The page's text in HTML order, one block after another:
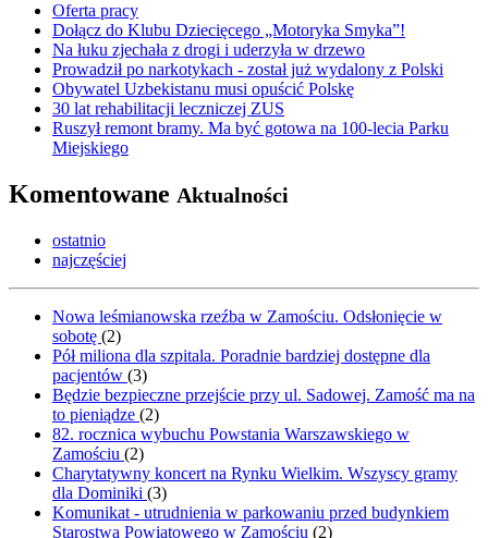
Oferta pracy
Dołącz do Klubu Dziecięcego „Motoryka Smyka”!
Na łuku zjechała z drogi i uderzyła w drzewo
Prowadził po narkotykach - został już wydalony z Polski
Obywatel Uzbekistanu musi opuścić Polskę
30 lat rehabilitacji leczniczej ZUS
Ruszył remont bramy. Ma być gotowa na 100-lecia Parku
Miejskiego
Komentowane Aktualności
ostatnio
najczęściej
Nowa leśmianowska rzeźba w Zamościu. Odsłonięcie w
sobotę (2)
Pół miliona dla szpitala. Poradnie bardziej dostępne dla
pacjentów (3)
Będzie bezpieczne przejście przy ul. Sadowej. Zamość ma na
to pieniądze (2)
82. rocznica wybuchu Powstania Warszawskiego w
Zamościu (2)
Charytatywny koncert na Rynku Wielkim. Wszyscy gramy
dla Dominiki (3)
Komunikat - utrudnienia w parkowaniu przed budynkiem
Starostwa Powiatowego w Zamościu (2)